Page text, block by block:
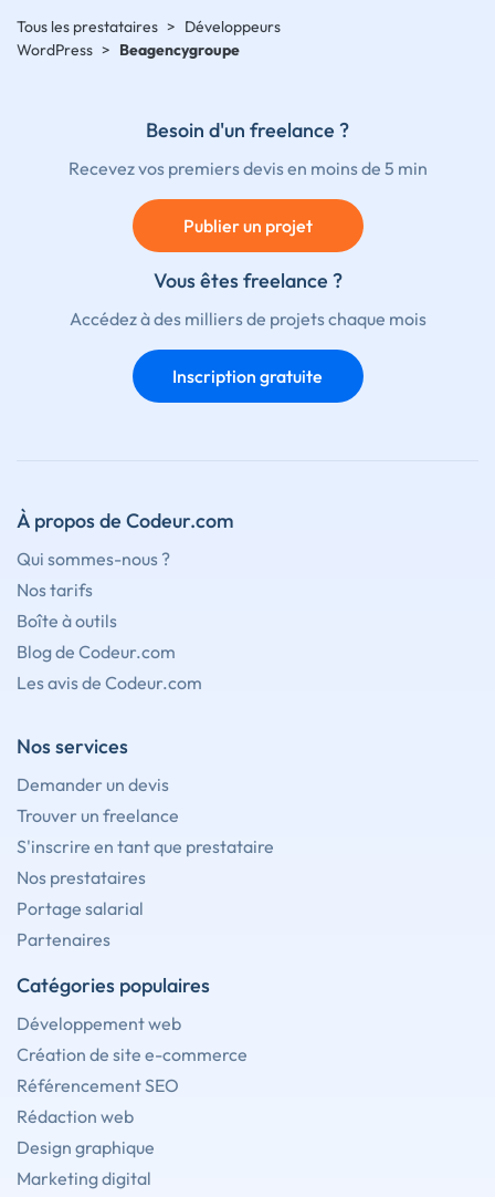
Tous les prestataires > Développeurs
WordPress > Beagencygroupe
Besoin d'un freelance ?
Recevez vos premiers devis en moins de 5 min
Publier un projet
Vous êtes freelance ?
Accédez à des milliers de projets chaque mois
Inscription gratuite
À propos de Codeur.com
Qui sommes-nous ?
Nos tarifs
Boîte à outils
Blog de Codeur.com
Les avis de Codeur.com
Nos services
Demander un devis
Trouver un freelance
S'inscrire en tant que prestataire
Nos prestataires
Portage salarial
Partenaires
Catégories populaires
Développement web
Création de site e-commerce
Référencement SEO
Rédaction web
Design graphique
Marketing digital